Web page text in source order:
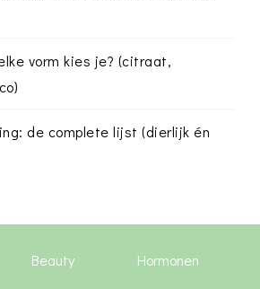
vorm kies je? (citraat,
de complete lijst (dierlijk én
Beauty Hormonen